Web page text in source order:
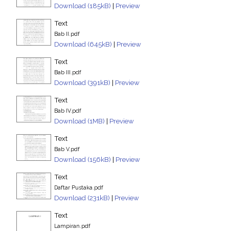
Download (185kB) | Preview
Text
Bab II.pdf
Download (645kB) | Preview
Text
Bab III.pdf
Download (391kB) | Preview
Text
Bab IV.pdf
Download (1MB) | Preview
Text
Bab V.pdf
Download (156kB) | Preview
Text
Daftar Pustaka.pdf
Download (231kB) | Preview
Text
Lampiran.pdf